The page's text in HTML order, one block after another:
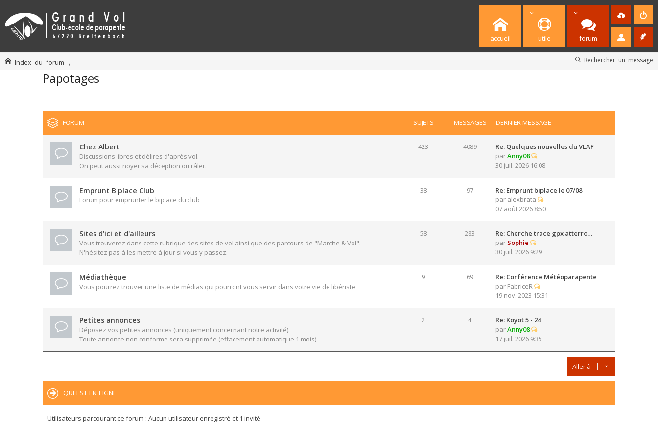
accueil utile forum
Rechercher un message
Index du forum
Papotages
FORUM SUJETS MESSAGES DERNIER MESSAGE
Chez Albert
Discussions libres et délires d'après vol.
On peut aussi noyer sa déception ou râler.
423 4089
Re: Quelques nouvelles du VLAF
parAnny08
30 juil. 2026 16:08
Emprunt Biplace Club
Forum pour emprunter le biplace du club
38 97
Re: Emprunt biplace le 07/08
par alexbrata
07 août 2026 8:50
Sites d'ici et d'ailleurs
Vous trouverez dans cette rubrique des sites de vol ainsi que des parcours de "Marche & Vol".
N'hésitez pas à les mettre à jour si vous y passez.
58 283
Re: Cherche trace gpx atterro…
par Sophie
30 juil. 2026 9:29
Médiathèque
Vous pourrez trouver une liste de médias qui pourront vous servir dans votre vie de libériste
9 69
Re: Conférence Météoparapente
par FabriceR
19 nov. 2023 15:31
Petites annonces
Déposez vos petites annonces (uniquement concernant notre activité).
Toute annonce non conforme sera supprimée (effacement automatique 1 mois).
2 4
Re: Koyot 5 - 24
parAnny08
17 juil. 2026 9:35
Aller à
QUI EST EN LIGNE
Utilisateurs parcourant ce forum : Aucun utilisateur enregistré et 1 invité